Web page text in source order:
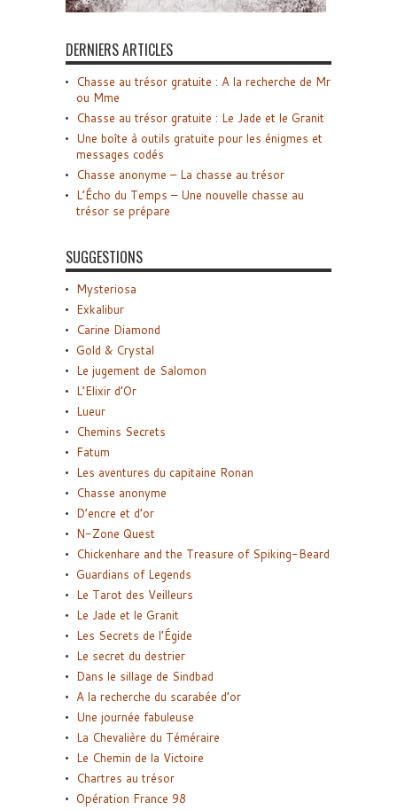
DERNIERS ARTICLES
Chasse au trésor gratuite : A la recherche de Mr
ou Mme
Chasse au trésor gratuite : Le Jade et le Granit
Une boîte à outils gratuite pour les énigmes et
messages codés
Chasse anonyme – La chasse au trésor
L’Écho du Temps – Une nouvelle chasse au
trésor se prépare
SUGGESTIONS
Mysteriosa
Exkalibur
Carine Diamond
Gold & Crystal
Le jugement de Salomon
L’Elixir d’Or
Lueur
Chemins Secrets
Fatum
Les aventures du capitaine Ronan
Chasse anonyme
D’encre et d’or
N-Zone Quest
Chickenhare and the Treasure of Spiking-Beard
Guardians of Legends
Le Tarot des Veilleurs
Le Jade et le Granit
Les Secrets de l’Égide
Le secret du destrier
Dans le sillage de Sindbad
A la recherche du scarabée d’or
Une journée fabuleuse
La Chevalière du Téméraire
Le Chemin de la Victoire
Chartres au trésor
Opération France 98